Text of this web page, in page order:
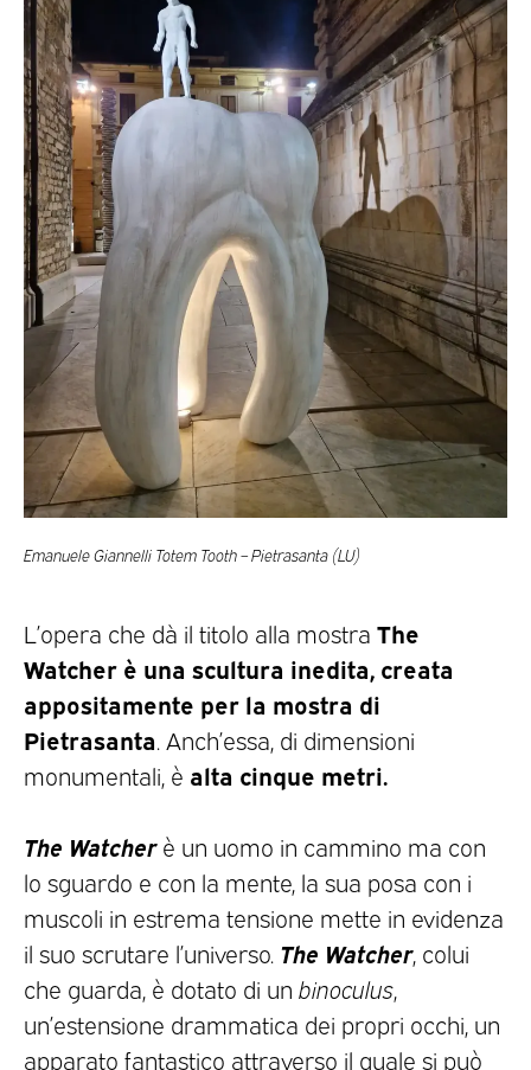
Emanuele Giannelli Totem Tooth – Pietrasanta (LU)
L’opera che dà il titolo alla mostra The
Watcher è una scultura inedita, creata
appositamente per la mostra di
Pietrasanta . Anch’essa, di dimensioni
monumentali, è alta cinque metri.
The Watcherè un uomo in cammino ma con
lo sguardo e con la mente, la sua posa con i
muscoli in estrema tensione mette in evidenza
il suo scrutare l’universo. The Watcher, colui
che guarda, è dotato di un binoculus
un’estensione drammatica dei propri occhi, un
apparato fantastico attraverso il quale si può